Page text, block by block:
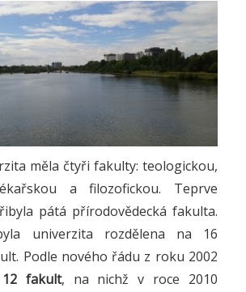
měla čtyři fakulty: teologickou,
a filozofickou. Teprve
pátá přírodovědecká fakulta.
univerzita rozdělena na 16
Podle nového řádu z roku 2002
12 fakult, na nichž v roce 2010